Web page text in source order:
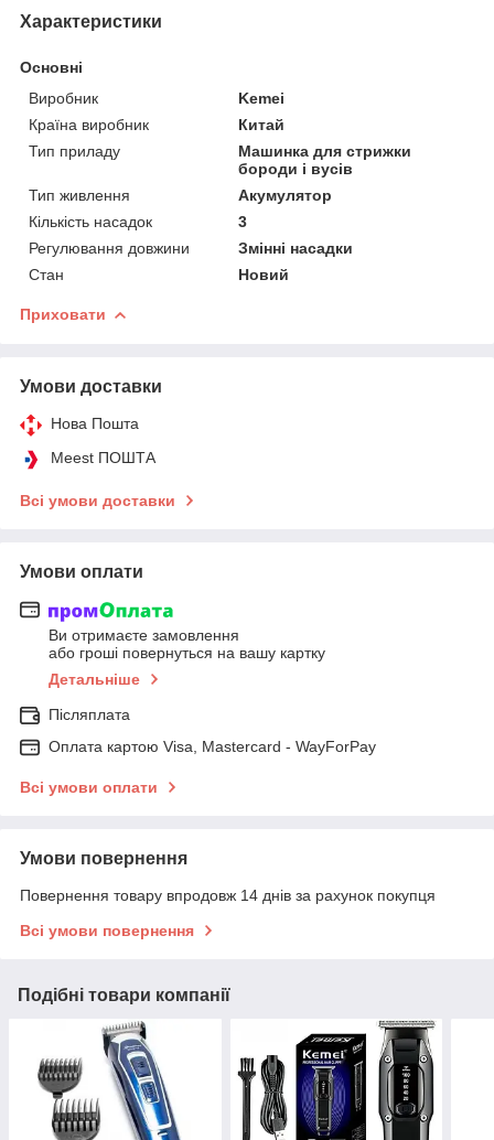
Характеристики
Основні
Виробник
Kemei
Країна виробник
Китай
Тип приладу
Машинка для стрижки
бороди і вусів
Тип живлення
Акумулятор
Кількість насадок
3
Регулювання довжини
Змінні насадки
Стан
Новий
Приховати
Умови доставки
Нова Пошта
Meest ПОШТА
Всі умови доставки
Умови оплати
Ви отримаєте замовлення
або гроші повернуться на вашу картку
Детальніше
Післяплата
Оплата картою Visa, Mastercard - WayForPay
Всі умови оплати
Умови повернення
Повернення товару впродовж 14 днів за рахунок покупця
Всі умови повернення
Подібні товари компанії